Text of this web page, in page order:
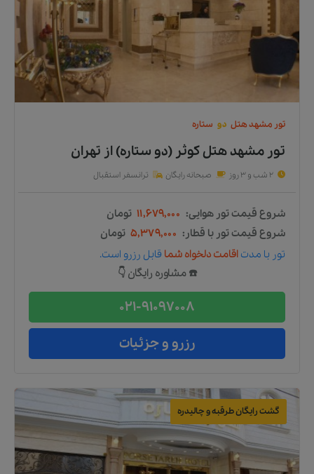
تور مشهدهتل دو ستاره
تور مشهد هتل کوثر (دو ستاره)از تهران
2 شب و 3 روز صبحانه رایگان ترانسفر استقبال
شروع قیمت تور هوایی: ۱۱,۶۷۹,۰۰۰ تومان
شروع قیمت تور با قطار: ۵,۳۷۹,۰۰۰ تومان
تور با مدت اقامت دلخواه شما قابل رزرو است.
☎️ مشاوره رایگان 👇
021-91097008
رزرو و جزئیات
گشت رایگان طرقبه و چالیدره